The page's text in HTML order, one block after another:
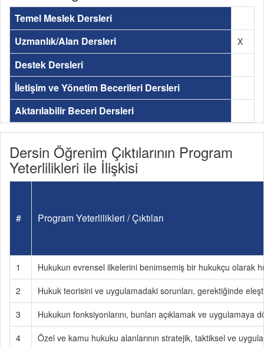
Temel Meslek Dersleri
Uzmanlık/Alan Dersleri
X
Destek Dersleri
İletişim ve Yönetim Becerileri Dersleri
Aktarılabilir Beceri Dersleri
Dersin Öğrenim Çıktılarının Program
Yeterlilikleri ile İlişkisi
# Program Yeterlilikleri / Çıktıları
1
Hukukun evrensel ilkelerini benimsemiş bir hukukçu olarak
2
Hukuk teorisini ve uygulamadaki sorunları, gerektiğinde
3
Hukukun fonksiyonlarını, bunları açıklamak ve
4
Özel ve kamu hukuku alanlarının stratejik, taktiksel ve